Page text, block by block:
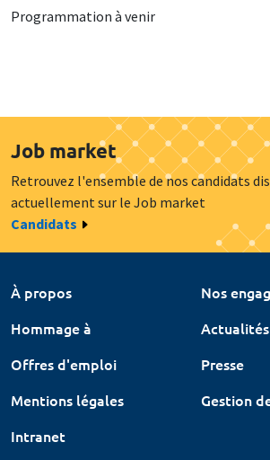
Programmation à venir
Job market
Retrouvez l'ensemble de nos candidats
actuellement sur le Job market
Candidats
À propos
Nos
Hommage à
Actualités
Offres d'emploi
Presse
Mentions légales
Gestion
Intranet